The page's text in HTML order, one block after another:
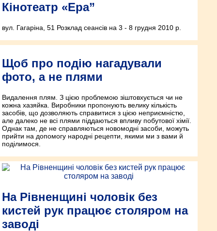
Кінотеатр «Ера”
вул. Гагаріна, 51 Розклад сеансів на 3 - 8 грудня 2010 р.
Щоб про подію нагадували
фото, а не плями
Видалення плям. З цією проблемою зіштовхується чи не
кожна хазяйка. Виробники пропонують велику кількість
засобів, що дозволяють справитися з цією неприємністю,
але далеко не всі плями піддаються впливу побутової хімії.
Однак там, де не справляються новомодні засоби, можуть
прийти на допомогу народні рецепти, якими ми з вами й
поділимося.
На Рівненщині чоловік без
кистей рук працює столяром на
заводі